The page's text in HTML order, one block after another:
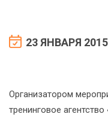
23 ЯНВАРЯ 2015
Организатором
тренинговое